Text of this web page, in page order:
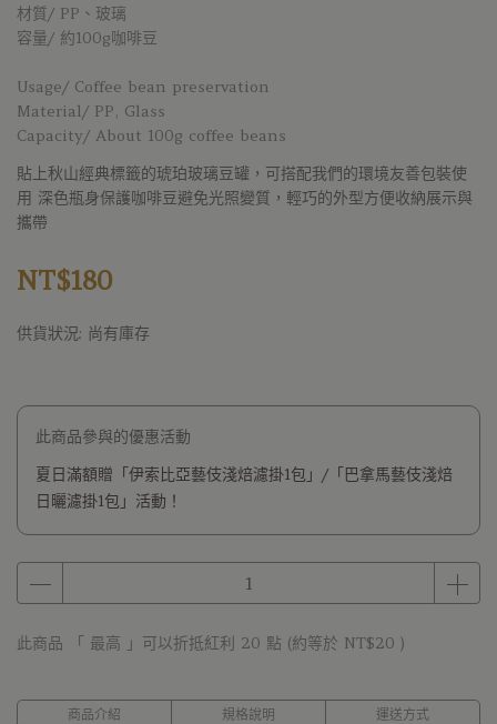
材質/ PP、玻璃
容量/ 約100g咖啡豆
Usage/ Coffee bean preservation
Material/ PP, Glass
Capacity/ About 100g coffee beans
貼上秋山經典標籤的琥珀玻璃豆罐，可搭配我們的環境友善包裝使
用 深色瓶身保護咖啡豆避免光照變質，輕巧的外型方便收納展示與
攜帶
NT$180
供貨狀況: 尚有庫存
此商品參與的優惠活動
夏日滿額贈「伊索比亞藝伎淺焙濾掛1包」/「巴拿馬藝伎淺焙
日曬濾掛1包」活動！
此商品 「 最高 」可以折抵紅利 20 點 (約等於 NT$20 )
商品介紹 規格說明 運送方式